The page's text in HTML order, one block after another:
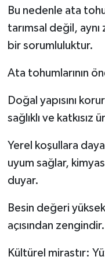
Bu nedenle ata
tarımsal değil,
bir sorumluluktur.
Ata tohumlarının
Doğal yapısını
sağlıklı ve katkısız
Yerel koşullara
uyum sağlar,
duyar.
Besin değeri
açısından zengindir.
Kültürel mirastır: